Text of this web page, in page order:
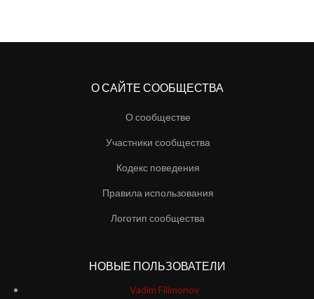
О САЙТЕ СООБЩЕСТВА
О сообществе
Участники сообщества
Кодекс поведения
Правила использования
Логотип сообщества
НОВЫЕ ПОЛЬЗОВАТЕЛИ
Vadim Filimonov